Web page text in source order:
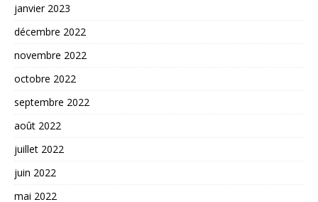
janvier 2023
décembre 2022
novembre 2022
octobre 2022
septembre 2022
août 2022
juillet 2022
juin 2022
mai 2022